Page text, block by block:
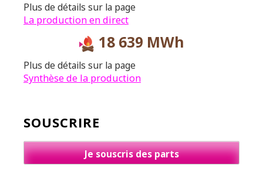
Plus de détails sur la page
La production en direct
18 639 MWh
Plus de détails sur la page
Synthèse de la production
SOUSCRIRE
Je souscris des parts